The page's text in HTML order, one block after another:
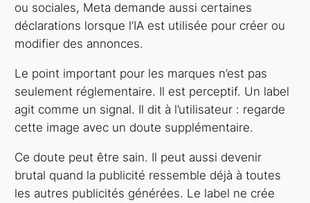
ou sociales, Meta demande aussi certaines
déclarations lorsque l’IA est utilisée pour créer ou
modifier des annonces.
Le point important pour les marques n’est pas
seulement réglementaire. Il est perceptif. Un label
agit comme un signal. Il dit à l’utilisateur : regarde
cette image avec un doute supplémentaire.
Ce doute peut être sain. Il peut aussi devenir
brutal quand la publicité ressemble déjà à toutes
les autres publicités générées. Le label ne crée